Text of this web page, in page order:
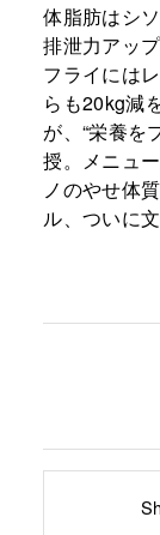
体脂肪はシ
排泄力アッ
フライには
らも20kg減
が、“栄養を
授。メニュ
ノのやせ体
ル、ついに文